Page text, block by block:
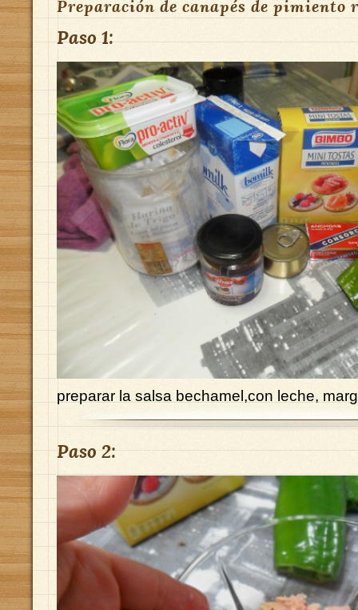
Preparación de canapés de pimiento
Paso 1:
preparar la salsa bechamel,con leche,
Paso 2: